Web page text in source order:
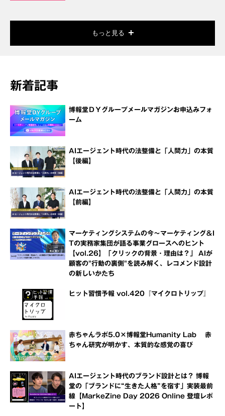
もっと見る
新着記事
博報堂ＤＹグループメールマガジンお申込みフォ
ーム
AIエージェント時代の法整備と「人間力」の本質
【後編】
AIエージェント時代の法整備と「人間力」の本質
【前編】
マーケティングシステムの今～マーケティング＆I
Tの実務家集団が語る事業グロースへのヒント
【vol.26】「クリックの背景・理由は？」 AIが
顧客の"行動の裏側"を読み解く、レコメンド設計
の新しいかたち
ヒット習慣予報 vol.420『マイクロトリップ』
赤ちゃんラボ5.0×博報堂Humanity Lab 赤
ちゃん研究が明かす、本質的な感覚の喜び
AIエージェント時代のブランド設計とは？ 博報
堂の「ブランドに“生きた人格”を宿す」実装最前
線【MarkeZine Day 2026 Online 登壇レポ
ート】